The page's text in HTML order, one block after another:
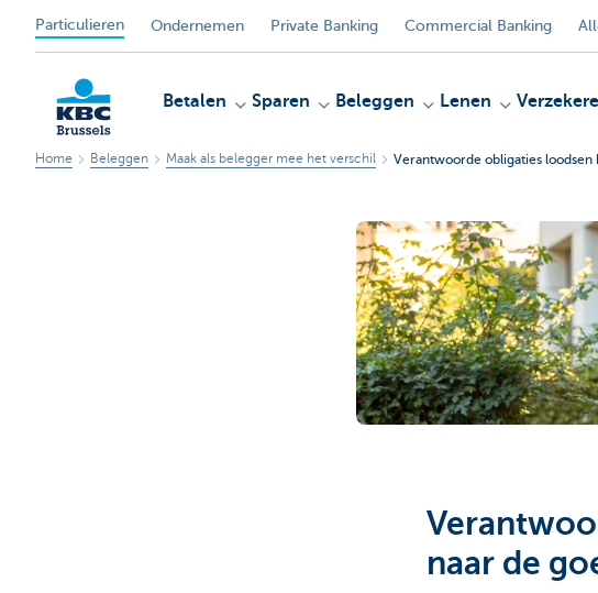
Particulieren Ondernemen Private Banking Commercial Banking
Betalen Sparen Beleggen Lenen
Home Beleggen Maak als belegger mee het verschil Verantwoorde obligaties loodsen
naar de